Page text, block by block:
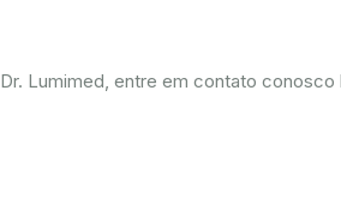
Lumimed, entre em contato conosco